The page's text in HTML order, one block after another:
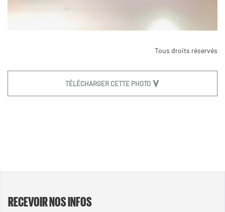
Tous droits réservés
TÉLÉCHARGER CETTE PHOTO
RECEVOIR NOS INFOS